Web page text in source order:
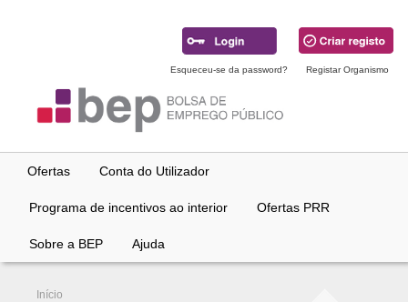
Esqueceu-se da password? Registar Organismo
Ofertas Conta do Utilizador
Programa de incentivos ao interior Ofertas PRR
Sobre a BEP Ajuda
Início